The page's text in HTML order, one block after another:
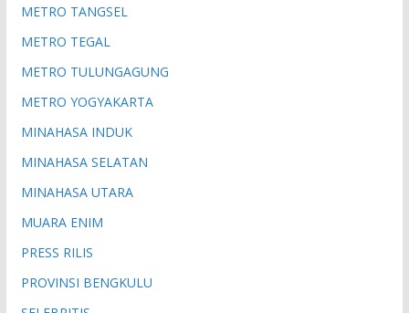
METRO TANGSEL
METRO TEGAL
METRO TULUNGAGUNG
METRO YOGYAKARTA
MINAHASA INDUK
MINAHASA SELATAN
MINAHASA UTARA
MUARA ENIM
PRESS RILIS
PROVINSI BENGKULU